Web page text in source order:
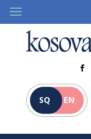
SQ EN